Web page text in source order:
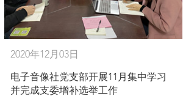
2020年12月03日
电子音像社党支部开展11月集中学习
并完成支委增补选举工作